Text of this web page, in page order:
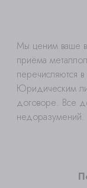
Мы ценим ваше
приёма
перечисляются
Юридическим
договоре. Все
недоразумений.